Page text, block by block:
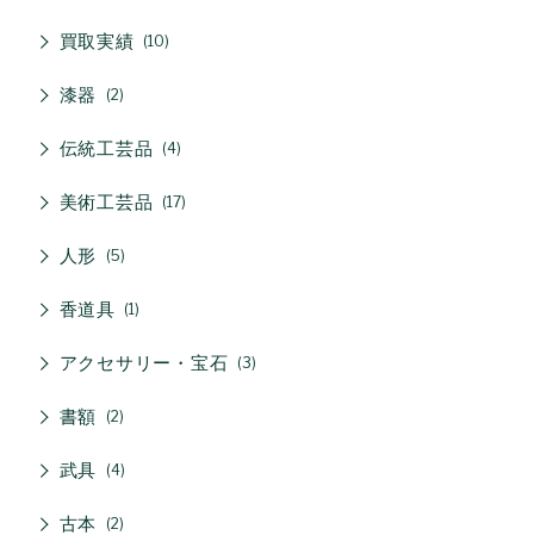
買取実績 10
漆器 2
伝統工芸品 4
美術工芸品 17
人形 5
香道具 1
アクセサリー・宝石 3
書額 2
武具 4
古本 2